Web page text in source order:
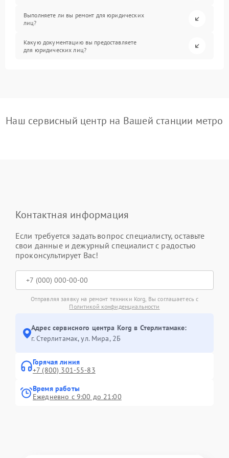
Выполняете ли вы ремонт для юридических
лиц?
Какую документацию вы предоставляете
для юридических лиц?
Наш сервисный центр на Вашей станции метро
Контактная информация
Если требуется задать вопрос специалисту, оставьте
свои данные и дежурный специалист с радостью
проконсультирует Вас!
Отправляя заявку на ремонт техники Korg, Вы соглашаетесь с
Политикой конфиденциальности
Адрес сервисного центра Korg в Стерлитамаке:
г. Стерлитамак, ул. Мира, 2Б
Горячая линия
+7 (800) 301-55-83
Время работы
Ежедневно с 9:00 до 21:00